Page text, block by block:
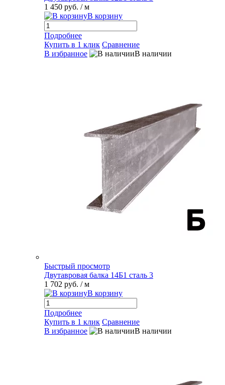
1 450 руб. / м
В корзину
Подробнее
Купить в 1 клик Сравнение
В избранное
В наличии
Быстрый просмотр
Двутавровая балка 14Б1 сталь 3
1 702 руб. / м
В корзину
Подробнее
Купить в 1 клик Сравнение
В избранное
В наличии